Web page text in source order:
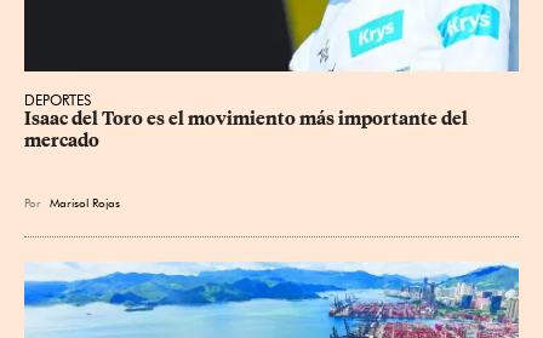
DEPORTES
Isaac del Toro es el movimiento más importante del
mercado
Por Marisol Rojas